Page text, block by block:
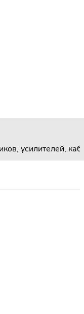
усилителей,